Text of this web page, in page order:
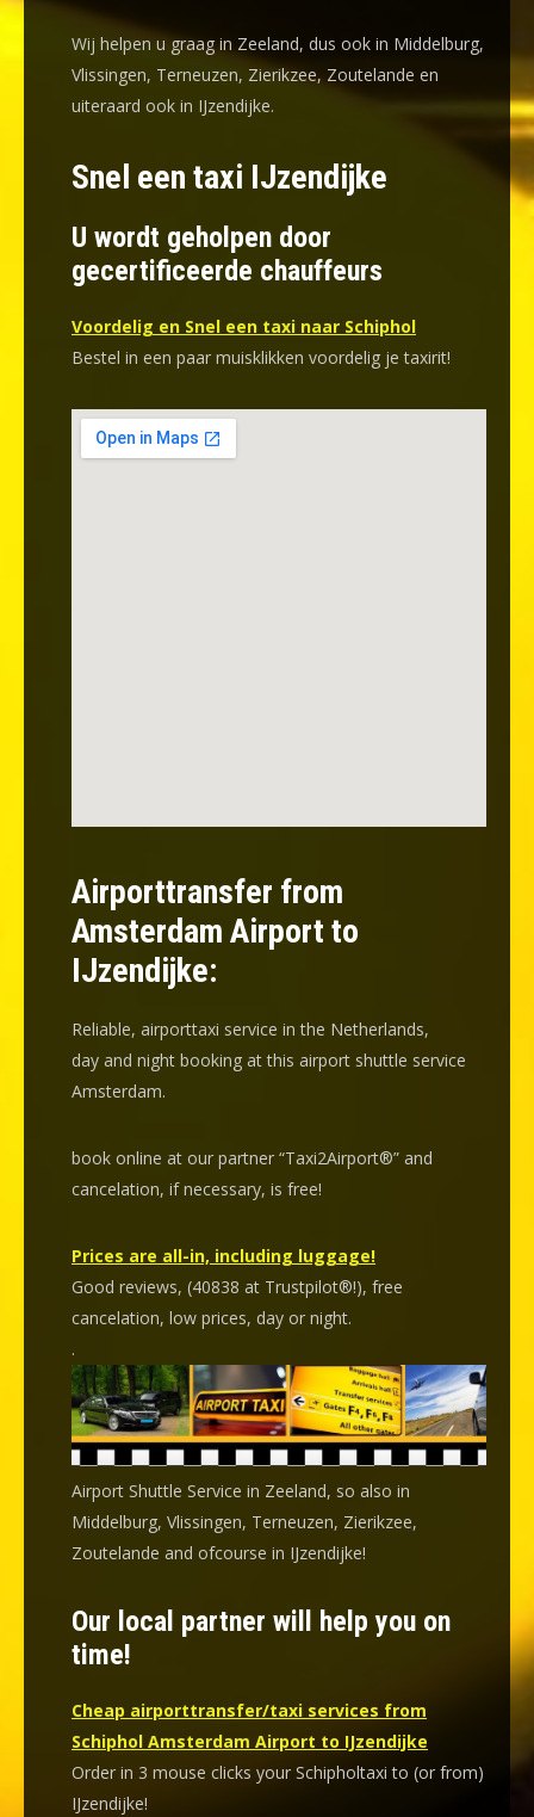
Wij helpen u graag in Zeeland, dus ook in Middelburg,
Vlissingen, Terneuzen, Zierikzee, Zoutelande en
uiteraard ook in IJzendijke.
Snel een taxi IJzendijke
U wordt geholpen door
gecertificeerde chauffeurs
Voordelig en Snel een taxi naar Schiphol
Bestel in een paar muisklikken voordelig je taxirit!
Airporttransfer from
Amsterdam Airport to
IJzendijke:
Reliable, airporttaxi service in the Netherlands,
day and night booking at this airport shuttle service
Amsterdam.
book online at our partner “Taxi2Airport®” and
cancelation, if necessary, is free!
Prices are all-in, including luggage!
Good reviews, (40838 at Trustpilot®!), free
cancelation, low prices, day or night.
.
Airport Shuttle Service in Zeeland, so also in
Middelburg, Vlissingen, Terneuzen, Zierikzee,
Zoutelande and ofcourse in IJzendijke!
Our local partner will help you on
time!
Cheap airporttransfer/taxi services from
Schiphol Amsterdam Airport to IJzendijke
Order in 3 mouse clicks your Schipholtaxi to (or from)
IJzendijke!